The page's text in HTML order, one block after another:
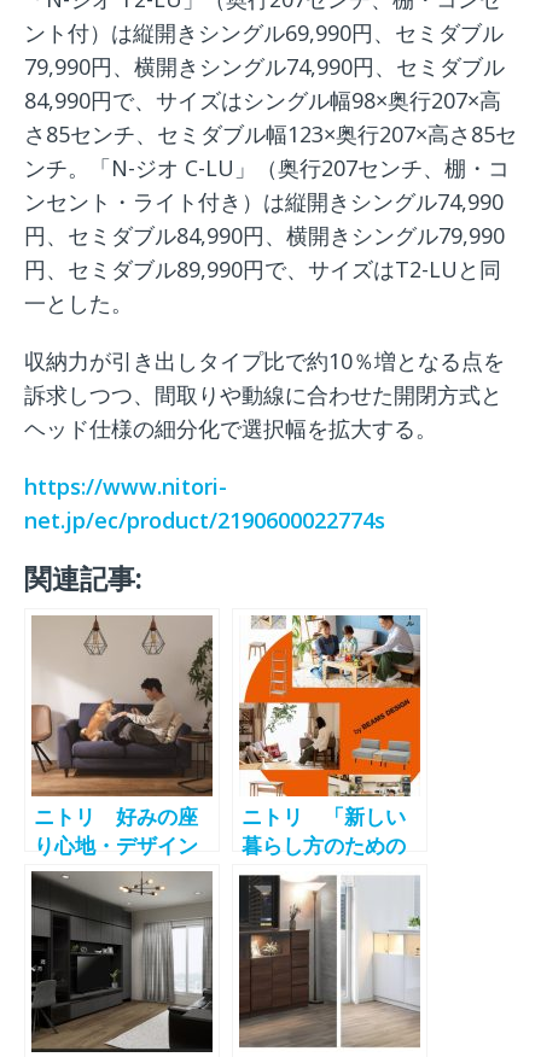
ント付）は縦開きシングル69,990円、セミダブル
79,990円、横開きシングル74,990円、セミダブル
84,990円で、サイズはシングル幅98×奥行207×高
さ85センチ、セミダブル幅123×奥行207×高さ85セ
ンチ。「N-ジオ C-LU」（奥行207センチ、棚・コ
ンセント・ライト付き）は縦開きシングル74,990
円、セミダブル84,990円、横開きシングル79,990
円、セミダブル89,990円で、サイズはT2-LUと同
一とした。
収納力が引き出しタイプ比で約10％増となる点を
訴求しつつ、間取りや動線に合わせた開閉方式と
ヘッド仕様の細分化で選択幅を拡大する。
https://www.nitori-
net.jp/ec/product/2190600022774s
関連記事:
ニトリ 好みの座
り心地・デザイン
を選べるカスタマ
イズファブリック
ソファ「MS02」を
販売開始
ニトリ 「新しい
暮らし方のための
ツール by BEAMS
DESIGN」第2弾ア
イテムのコンテン
ツを公開